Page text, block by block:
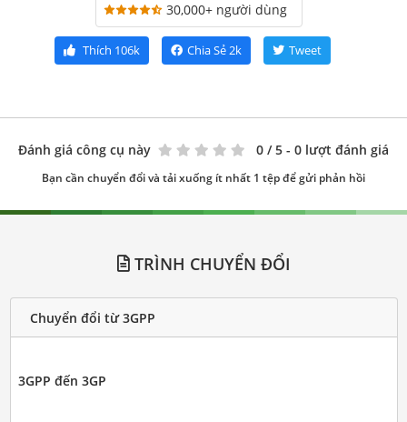
30,000+ người dùng
Thích 106k Chia Sẻ2k Tweet
Đánh giá công cụ này 0 / 5 - 0 lượt đánh giá
Bạn cần chuyển đổi và tải xuống ít nhất 1 tệp để gửi phản hồi
TRÌNH CHUYỂN ĐỔI
Chuyển đổi từ 3GPP
3GPP đến 3GP